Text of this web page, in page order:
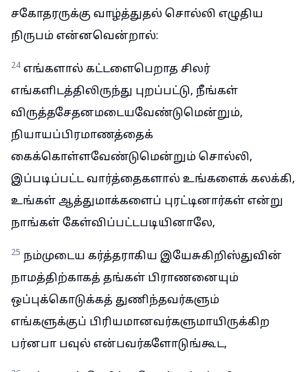
சகோதரருக்கு வாழ்த்துதல் சொல்லி எழுதிய
நிருபம் என்னவென்றால்:
24 எங்களால் கட்டளைபெறாத சிலர்
எங்களிடத்திலிருந்து புறப்பட்டு, நீங்கள்
விருத்தசேதனமடையவேண்டுமென்றும்,
நியாயப்பிரமாணத்தைக்
கைக்கொள்ளவேண்டுமென்றும் சொல்லி,
இப்படிப்பட்ட வார்த்தைகளால் உங்களைக் கலக்கி,
உங்கள் ஆத்துமாக்களைப் புரட்டினார்கள் என்று
நாங்கள் கேள்விப்பட்டபடியினாலே,
25 நம்முடைய கர்த்தராகிய இயேசுகிறிஸ்துவின்
நாமத்திற்காகத் தங்கள் பிராணனையும்
ஒப்புக்கொடுக்கத் துணிந்தவர்களும்
எங்களுக்குப் பிரியமானவர்களுமாயிருக்கிற
பர்னபா பவுல் என்பவர்களோடுங்கூட,